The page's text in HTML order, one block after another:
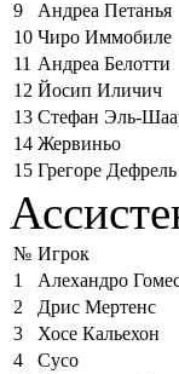
9
Андреа Петанья
10 Чиро Иммобиле
11 Андреа Белотти
12 Йосип Иличич
13 Стефан Эль-
14 Жервиньо
15 Грегоре Дефрель
№ Игрок
1
Алехандро
2
Дрис Мертенс
3
Хосе Кальехон
4
Сусо